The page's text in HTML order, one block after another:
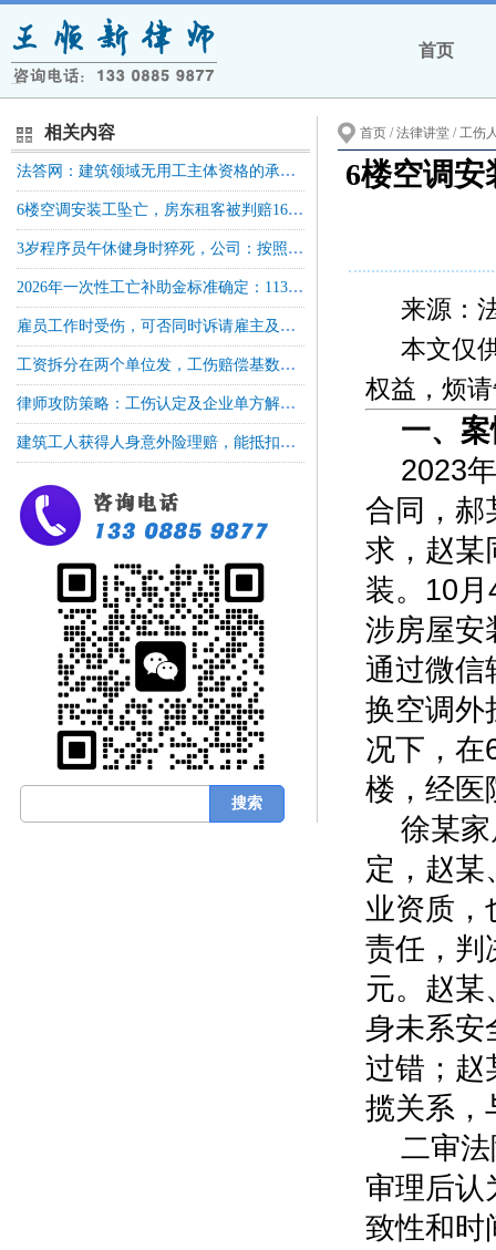
首页
相关内容
法答网：建筑领域无用工主体资格的承包人所聘用人员因工伤亡，诉请工伤保险待遇赔偿，是否需经工伤认定等前置程序？
6楼空调安装工坠亡，房东租客被判赔16万+，二审驳回上诉！
3岁程序员午休健身时猝死，公司：按照公司指定地方进行健身的时间，计入8小时工作时间；人社局：不算工伤！法院判了算工伤
2026年一次性工亡补助金标准确定：1130040元｜全国统一
雇员工作时受伤，可否同时诉请雇主及雇主责任险承保公司承担责任？
工资拆分在两个单位发，工伤赔偿基数怎么算？法院判了！
律师攻防策略：工伤认定及企业单方解除合同的路径与员工赔偿主张
建筑工人获得人身意外险理赔，能抵扣工伤保险待遇吗？
首页 / 法律讲堂 /工伤
6楼空调安
来源：
本文仅
权益，烦
一、
2023
合同，郝
求，赵某
装。10
涉房屋安
通过微信
换空调外
况下，在
楼，经医
徐某
定，赵某
业资质，
责任，判
元。赵某
身未系安
过错；赵
揽关系，
二审
审理后认
致性和时